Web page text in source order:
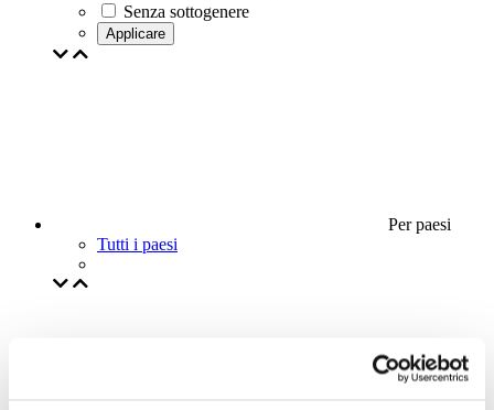
Senza sottogenere
Applicare
Per paesi
Tutti i paesi